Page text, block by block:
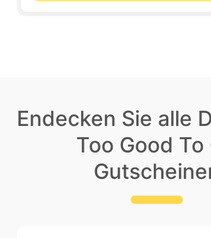
Endecken Sie alle
Too Good To